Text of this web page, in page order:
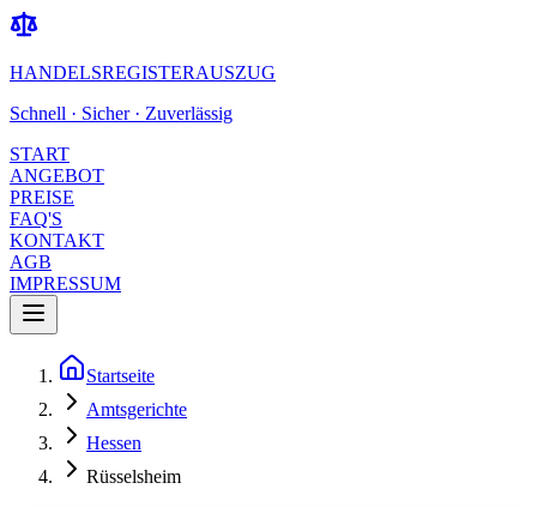
HANDELSREGISTERAUSZUG
Schnell · Sicher · Zuverlässig
START
ANGEBOT
PREISE
FAQ'S
KONTAKT
AGB
IMPRESSUM
Startseite
Amtsgerichte
Hessen
Rüsselsheim